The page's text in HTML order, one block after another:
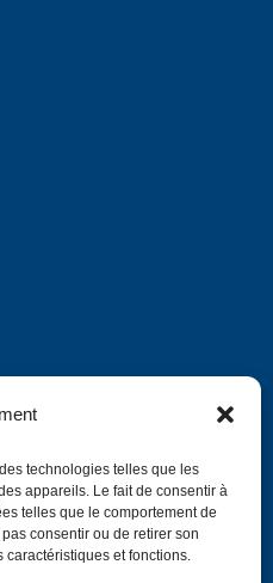
technologies telles que les
appareils. Le fait de consentir à
telles que le comportement de
consentir ou de retirer son
caractéristiques et fonctions.